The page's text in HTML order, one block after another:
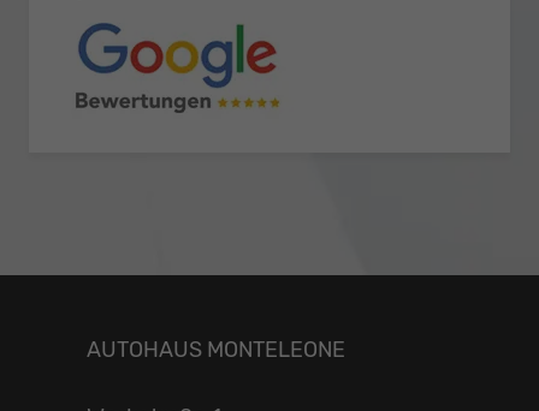
AUTOHAUS MONTELEONE